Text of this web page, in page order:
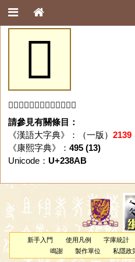
𣢫
「𣢫」字未收錄於本資料庫。
請參見有關條目：
《漢語大字典》：（一版） 2139
《康熙字典》： 495 (13)
Unicode： U+238AB
新手入門 使用凡例 字庫統計
鳴謝
製作單位 私隱政